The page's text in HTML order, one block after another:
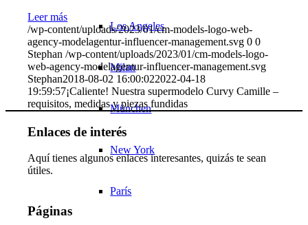
Los Angeles
Milan
München
New York
París
Leer más
/wp-content/uploads/2023/01/cm-models-logo-web-
agency-modelagentur-influencer-management.svg 0 0
Stephan /wp-content/uploads/2023/01/cm-models-logo-
web-agency-modelagentur-influencer-management.svg
Stephan2018-08-02 16:00:022022-04-18
19:59:57¡Caliente! Nuestra supermodelo Curvy Camille –
requisitos, medidas y piezas fundidas
Enlaces de interés
Aquí tienes algunos enlaces interesantes, quizás te sean
útiles.
Páginas